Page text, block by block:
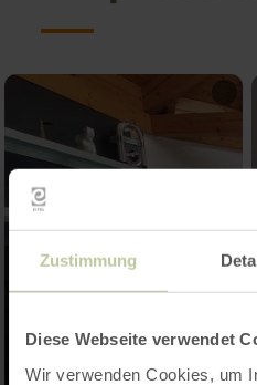
Zustimmung
Diese Webseite verwendet
Wir verwenden Cookies, um